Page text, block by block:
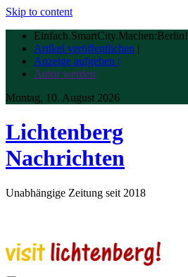
Skip to content
Einfach.SmartCity.Machen:Berlin!
Artikel veröffentlichen |
Anzeige aufgeben |
Autor werden
Montag, 10. August 2026
Lichtenberg
Nachrichten
Unabhängige Zeitung seit 2018